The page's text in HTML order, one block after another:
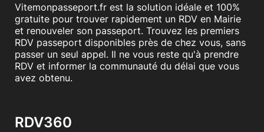
Vitemonpasseport.fr est la solution idéale et 100%
gratuite pour trouver rapidement un RDV en Mairie
et renouveler son passeport. Trouvez les premiers
RDV passeport disponibles près de chez vous, sans
passer un seul appel. Il ne vous reste qu'à prendre
RDV et informer la communauté du délai que vous
avez obtenu.
RDV360